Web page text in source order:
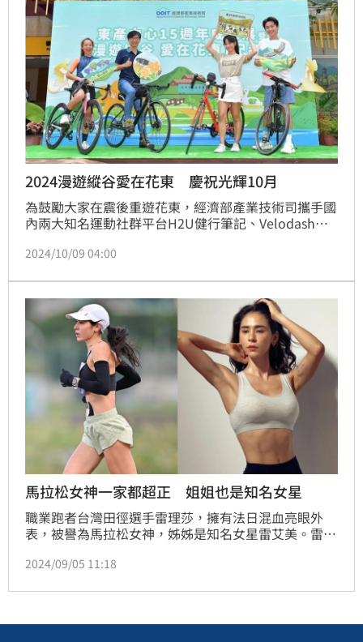
2024漫遊縱谷愛在花東 慶祝光輝10月
為鼓勵大家在震後重遊花東，經濟部產業技術司攜手國
內兩大知名運動社群平台H2U健行筆記、Velodash飛
東」活動。本次活動將輔導的花東特色商家，串連成10
腐、有機山苦瓜等輔導成果，完成任務還能獲得科專研
發技術的鈦金屬杯及環保冰涼紗袖套等豐富好禮。
2024/10/09 04:00
馬拉松女神一家都超正 姐姐也是知名女星
職業跑者台灣田徑選手雷理莎，擁有法日混血亮眼外
表，被譽為馬拉松女神，姊姊是知名女星雷艾美。雷理
奧運資格賽的大邱馬拉松中，無奈因舊傷復發，椎弓解
奧運。鍾智凱報導
2024/09/05 11:18